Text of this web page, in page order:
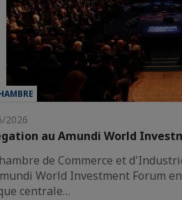
2026
au Amundi World
de Commerce et
World Investment Forum
centrale…